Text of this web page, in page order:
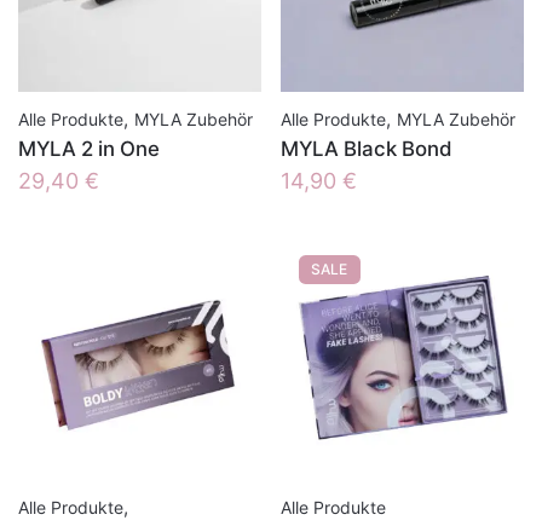
Alle Produkte, MYLA Zubehör
MYLA 2 in One
29,40 €
Alle Produkte, MYLA Zubehör
MYLA Black Bond
14,90 €
Alle Produkte,
SALE
Alle Produkte